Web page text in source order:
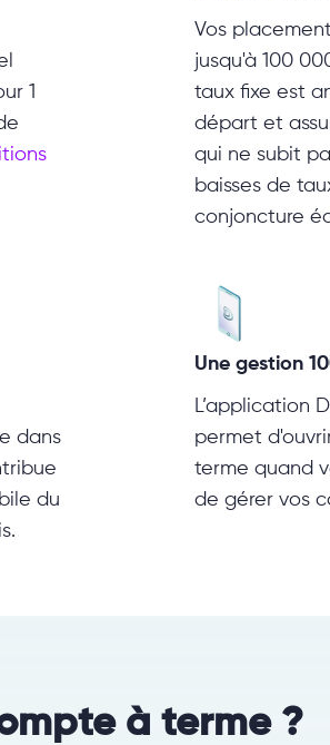
1
Vos
jusqu'à 100
taux fixe est
départ et
qui ne subit
baisses de
conjoncture
dans
du
Une gestion
L’application
permet
terme quand
de gérer vos
à terme ?